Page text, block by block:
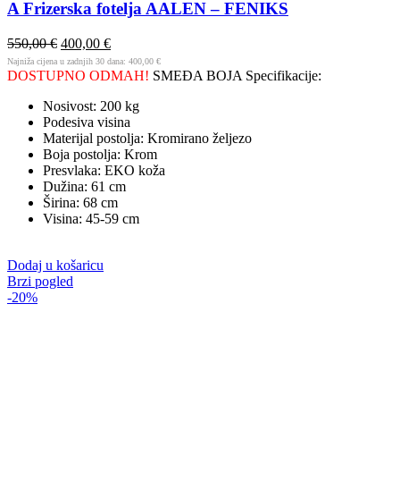
A Frizerska fotelja AALEN – FENIKS
550,00€ 400,00 €
Najniža cijena u zadnjih 30 dana: 400,00 €
DOSTUPNO ODMAH! SMEĐA BOJA Specifikacije:
Nosivost: 200 kg
Podesiva visina
Materijal postolja: Kromirano željezo
Boja postolja: Krom
Presvlaka: EKO koža
Dužina: 61 cm
Širina: 68 cm
Visina: 45-59 cm
Dodaj u košaricu
Brzi pogled
-20%